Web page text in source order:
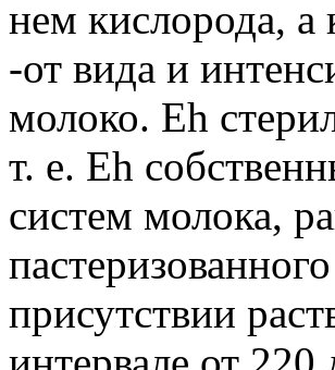
нем кислорода, а
-от вида и
молоко. Еh
т. е. Еh
систем молока,
присутствии